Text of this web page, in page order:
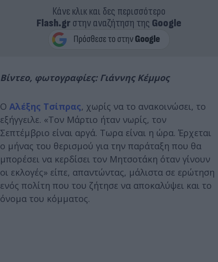
Κάνε κλικ και δες περισσότερο
Flash.grστην αναζήτηση της Google
Βίντεο, φωτογραφίες: Γιάννης Κέμμος
Ο Αλέξης Τσίπρας, χωρίς να το ανακοινώσει, το
εξήγγειλε. «Τον Μάρτιο ήταν νωρίς, τον
Σεπτέμβριο είναι αργά. Τωρα είναι η ώρα. Έρχεται
ο μήνας του θερισμού για την παράταξη που θα
μπορέσει να κερδίσει τον Μητσοτάκη όταν γίνουν
οι εκλογές» είπε, απαντώντας, μάλιστα σε ερώτηση
ενός πολίτη που του ζήτησε να αποκαλύψει και το
όνομα του κόμματος.